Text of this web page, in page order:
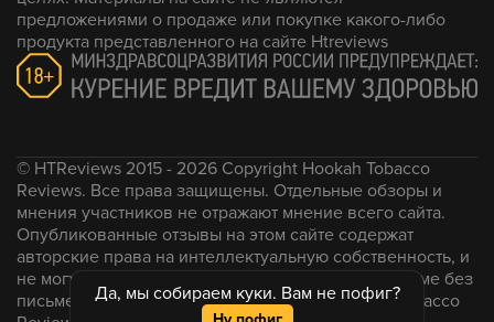
Да, мы собираем куки. Вам не пофиг?
предложениями о продаже или покупке какого-либо
продукта представленного на сайте Htreviews
© HTReviews 2015 - 2026 Copyright Hookah Tobacco
Reviews. Все права защищены. Отдельные обзоры и
мнения участников не отражают мнение всего сайта.
Опубликованные отзывы на этом сайте содержат
авторские права на интеллектуальную собственность, и
не могут быть воспроизведены в какой-либо форме без
письменного согласия администрации Hookah Tobacco